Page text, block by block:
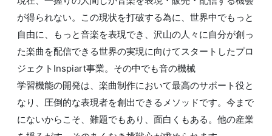
が得られない。この現状を打破する為に、世界中でもっと
自由に、もっと音楽を表現でき、沢山の人々に自分が創っ
た楽曲を配信できる世界の実現に向けてスタートしたプロ
ジェクトInspiart事業。その中でも音の機械
学習機能の開発は、楽曲制作において最高のサポート役と
なり、圧倒的な表現者を創出できるメソッドです。今まで
にないからこそ、難題でもあり、面白くもある。他の産業